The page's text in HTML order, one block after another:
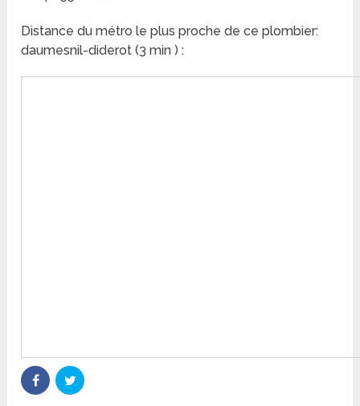
Distance du métro le plus proche de ce plombier:
daumesnil-diderot (3 min ) :